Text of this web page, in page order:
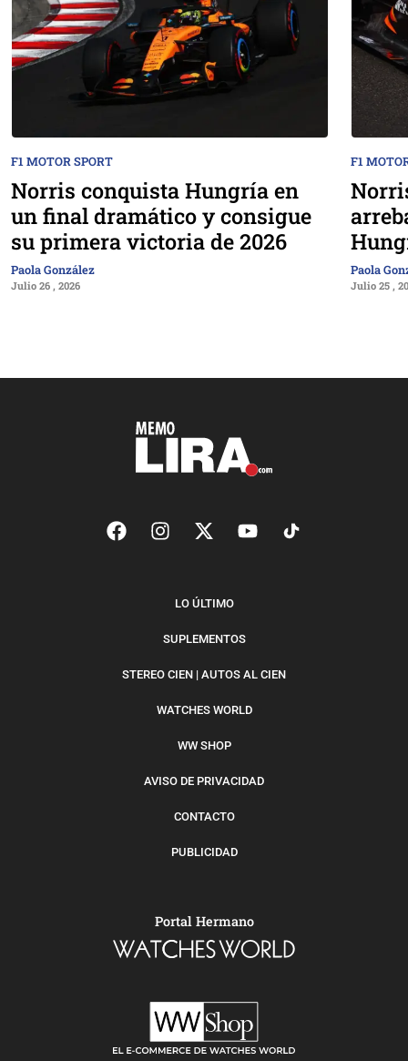
F1 MOTOR SPORT
Norris conquista Hungría en
un final dramático y consigue
su primera victoria de 2026
Paola González
Julio 26 , 2026
F1
Paola
Julio 25 ,
LO ÚLTIMO
SUPLEMENTOS
STEREO CIEN | AUTOS AL CIEN
WATCHES WORLD
WW SHOP
AVISO DE PRIVACIDAD
CONTACTO
PUBLICIDAD
Portal Hermano